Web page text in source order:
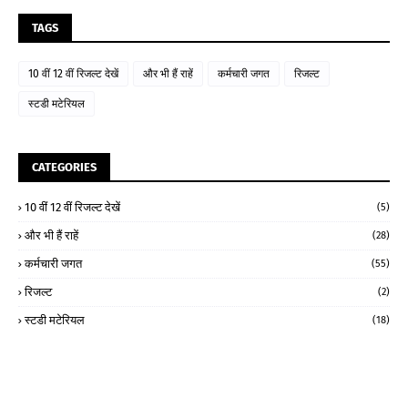
TAGS
10 वीं 12 वीं रिजल्ट देखें और भी हैं राहें कर्मचारी जगत रिजल्ट
स्टडी मटेरियल
CATEGORIES
10 वीं 12 वीं रिजल्ट देखें (5)
और भी हैं राहें (28)
कर्मचारी जगत (55)
रिजल्ट (2)
स्टडी मटेरियल (18)